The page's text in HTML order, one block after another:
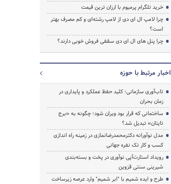
خرید تلگرام پرمیوم با ارزان ترین قیمت
چرا لامپ ال ای دی از لامپ رشته‌ای و کم مصرف بهتر
است؟
چرا پنل های ال ای دی سقفی فروش خوبی دارند؟
اخبار مرتبط با حوزه
تاب‌آوری سازمانی؛ کلید حفظ عملکرد و پایداری در
زمان بحران
ساختمانی که قرار بود ویران شود؛ چگونه به «برج
تایتان» تبدیل شد؟
مدل نوآورانه دکترمحمدرضانمازی در زمینه راه اندازی
کسب و کار تک نفره جهانی
رویداد استارت‌آپی نوآوری در پخت و بسته‌بندی
شیرینی سنتی قزوین
طرح و ایده شمیم با "ابر شمیم" وارد عرصه زیرساخت